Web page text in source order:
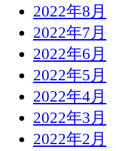
2022年8月
2022年7月
2022年6月
2022年5月
2022年4月
2022年3月
2022年2月